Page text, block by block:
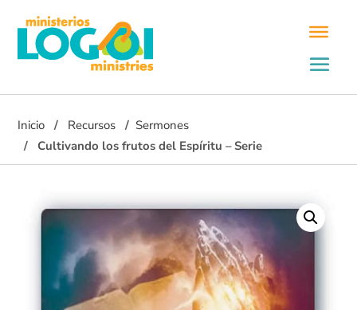
Inicio Recursos
Sermones
Cultivando los frutos del Espíritu – Serie